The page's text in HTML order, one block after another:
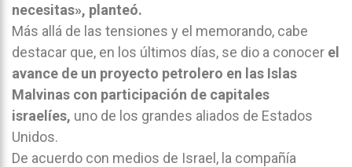
necesitas», planteó.
Más allá de las tensiones y el memorando, cabe
destacar que, en los últimos días, se dio a conocer el
avance de un proyecto petrolero en las Islas
Malvinas con participación de capitales
israelíes, uno de los grandes aliados de Estados
Unidos.
De acuerdo con medios de Israel, la compañía